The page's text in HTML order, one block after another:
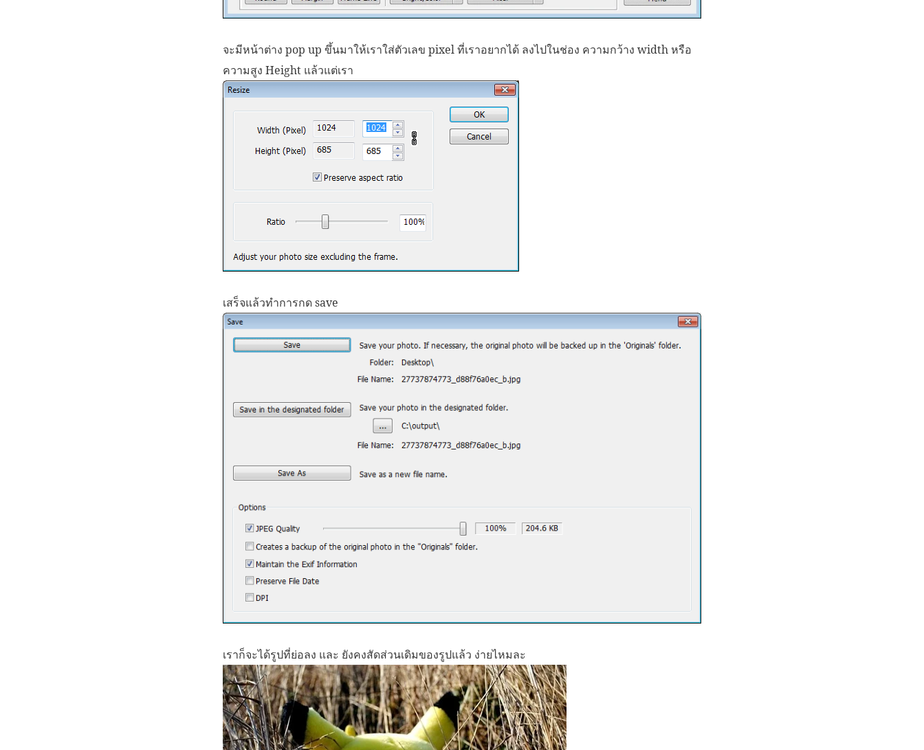
จะมีหน้าต่าง pop up ขึ้นมาให้เราใส่ตัวเลข pixel ที่เราอยากได้ ลงไปในช่อง ความกว้าง width หรือ
ความสูง Height แล้วแต่เรา
เสร็จแล้วทำการกด save
เราก็จะได้รูปที่ย่อลง และ ยังคงสัดส่วนเดิมของรูปแล้ว ง่ายไหมละ